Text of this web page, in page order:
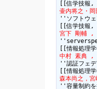
壷内将之・
''ソフトウェ
宮下 剛輔 ,
中村 素典 ,
''認証フェデ
森本尚之，宮